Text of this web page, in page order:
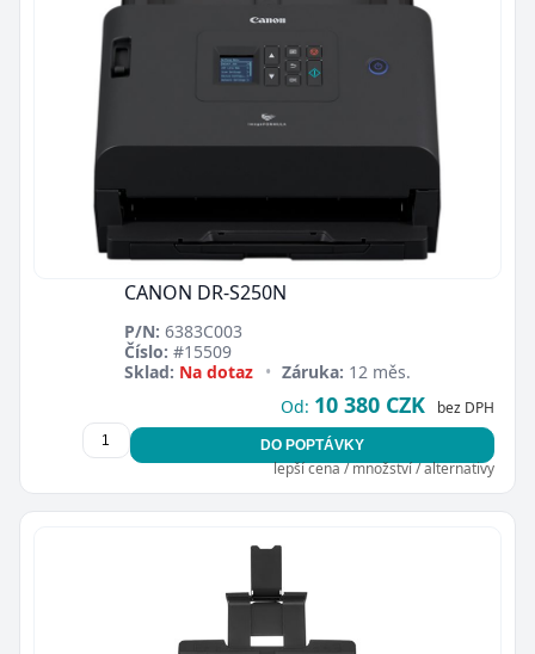
CANON DR-S250N
P/N: 6383C003
Číslo: #15509
Sklad: Na dotaz • Záruka: 12 měs.
Od: 10 380 CZK bez DPH
DO POPTÁVKY
lepší cena / množství / alternativy